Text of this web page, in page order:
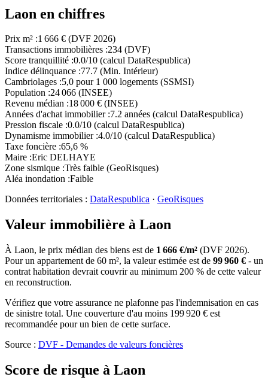
Laon en chiffres
Prix m² :1 666 € (DVF 2026)
Transactions immobilières :234 (DVF)
Score tranquillité :0.0/10 (calcul DataRespublica)
Indice délinquance :77.7 (Min. Intérieur)
Cambriolages :5,0 pour 1 000 logements (SSMSI)
Population :24 066 (INSEE)
Revenu médian :18 000 € (INSEE)
Années d'achat immobilier:7.2 années (calcul DataRespublica)
Pression fiscale :0.0/10 (calcul DataRespublica)
Dynamisme immobilier:4.0/10 (calcul DataRespublica)
Taxe foncière :65,6 %
Maire :Eric DELHAYE
Zone sismique :Très faible (GeoRisques)
Aléa inondation :Faible
Données territoriales : DataRespublica · GeoRisques
Valeur immobilière à Laon
À Laon, le prix médian des biens est de 1 666 €/m² (DVF 2026).
Pour un appartement de 60 m², la valeur estimée est de 99 960 € - un
contrat habitation devrait couvrir au minimum 200 % de cette valeur
en reconstruction.
Vérifiez que votre assurance ne plafonne pas l'indemnisation en cas
de sinistre total. Une couverture d'au moins 199 920 € est
recommandée pour un bien de cette surface.
Source : DVF - Demandes de valeurs foncières
Score de risque à Laon